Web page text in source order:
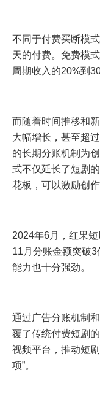
不同于付费买断模
天的付费。免费模
周期收入的20%到
而随着时间推移和
大幅增长，甚至超
的长期分账机制为
式不仅延长了短剧
花板，可以激励创
2024年6月，红果
11月分账金额突破
能力也十分强劲。
通过广告分账机制
覆了传统付费短剧
视频平台，推动短
项”。